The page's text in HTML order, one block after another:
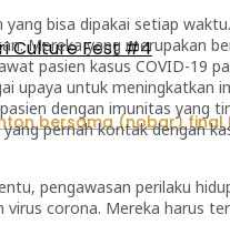
Culture Fest #4
bisa dipakai setiap
Mereka yang
pasien kasus COVID-19
upaya untuk meningkatkan
dengan imunitas yang
pernah kontak dengan
pengawasan perilaku
corona. Mereka harus